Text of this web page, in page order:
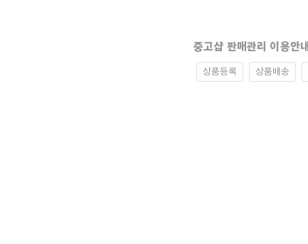
중고샵 판매관리 이용안내
상품등록 상품배송